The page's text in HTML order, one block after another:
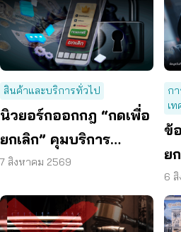
สินค้าและบริการทั่วไป
นิวยอร์กออกกฎ “กดเพื่อ
ยกเลิก” คุมบริการ
ออนไลน์ ต่ออายุสมาชิก
7 สิงหาคม 2569
ก
เ
ข้
ย
ข้
6